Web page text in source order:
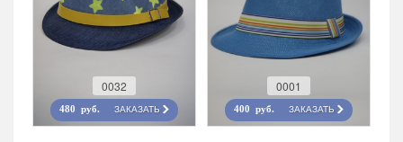
0032
480 руб. ЗАКАЗАТЬ
0001
400 руб. ЗАКАЗАТЬ